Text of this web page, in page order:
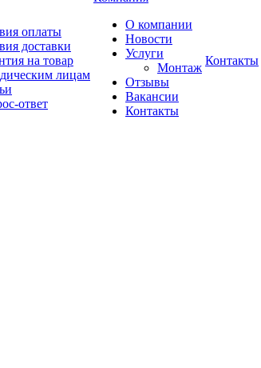
оплаты
доставки
на товар
лицам
ответ
О компании
Новости
Услуги
Монтаж
Отзывы
Вакансии
Контакты
Контакты